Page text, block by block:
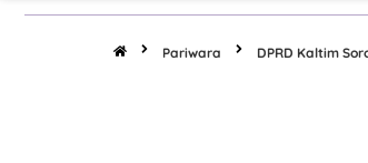
Pariwara DPRD Kaltim